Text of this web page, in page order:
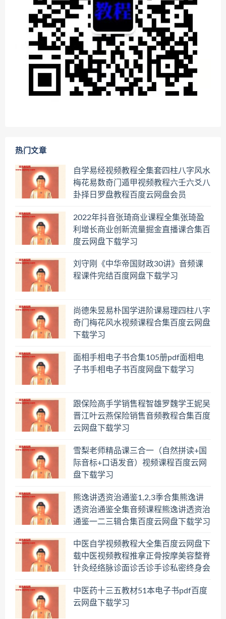
热门文章
自学易经视频教程全集套四柱八字风水
梅花易数奇门遁甲视频教程六壬六爻八
卦择日罗盘教程百度云网盘会员
2022年抖音张琦商业课程全集张琦盈
利增长商业创新流量掘金直播课合集百
度云网盘下载学习
刘守刚《中华帝国财政30讲》音频课
程课件完结百度网盘下载学习
尚德朱昱易朴国学进阶课易理四柱八字
奇门梅花风水视频课程合集百度云网盘
下载学习
面相手相电子书合集105册pdf面相电
子书手相电子书百度网盘下载学习
跟保险高手学销售程智雄罗魏学王妮吴
晋江叶云燕保险销售音频教程合集百度
云网盘下载学习
雪梨老师精品课三合一（自然拼读+国
际音标+口语发音）视频课程百度云网
盘下载学习
熊逸讲透资治通鉴1,2,3季合集熊逸讲
透资治通鉴全集音频课程熊逸讲透资治
通鉴一二三辑合集百度云网盘下载学习
中医自学视频教程大全集百度云网盘下
载中医视频教程推拿正骨按摩美容整脊
针灸经络脉诊面诊舌诊手诊私密终身会
中医药十三五教材51本电子书pdf百度
云网盘下载学习